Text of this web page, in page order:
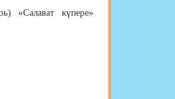
«Салават күпере»